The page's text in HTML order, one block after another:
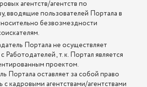
агентств/агентств по
вводящие пользователей Портала в
безвозмездности
Портала не осуществляет
Работодателей , т. к. Портал является
проектом.
Портала оставляет за собой право
с кадровыми агентствами/агентствами